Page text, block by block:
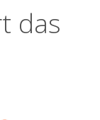
das